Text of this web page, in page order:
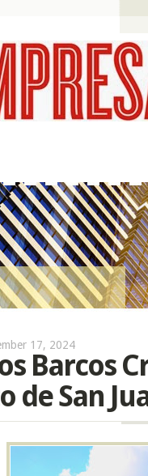
17, 2024
Barcos
de San